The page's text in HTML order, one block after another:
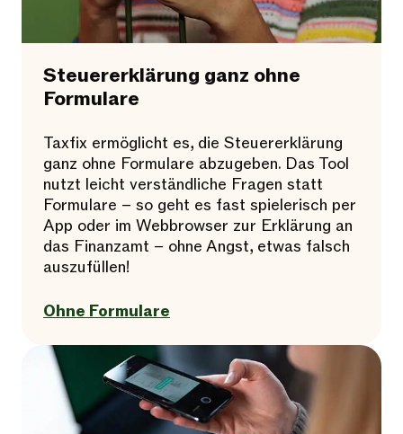
Steuererklärung ganz ohne
Formulare
Taxfix ermöglicht es, die Steuererklärung
ganz ohne Formulare abzugeben. Das Tool
nutzt leicht verständliche Fragen statt
Formulare – so geht es fast spielerisch per
App oder im Webbrowser zur Erklärung an
das Finanzamt – ohne Angst, etwas falsch
auszufüllen!
Ohne Formulare